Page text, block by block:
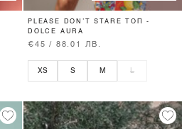
PLEASE DON’T STARE ТОП -
DOLCE AURA
€45 / 88.01 ЛВ.
XS S M L